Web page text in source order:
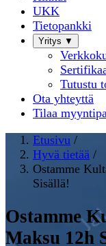
UKK
Tietopankki
Yritys ▼
Tutustu
Ota yhteyttä
Tilaa
Etusivu /
Hyvä tietää /
Ostamme
Sisällä!
Ostamme
Maksu 12h